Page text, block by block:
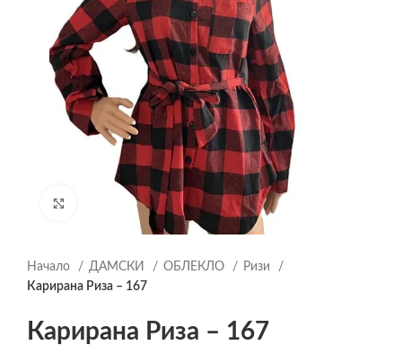
Click to enlarge
Начало ДАМСКИ ОБЛЕКЛО
Ризи
Карирана Риза – 167
Карирана Риза – 167